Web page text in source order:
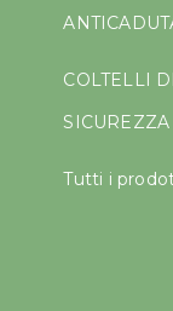
COLTELLI DI
SICUREZZA
Tutti i